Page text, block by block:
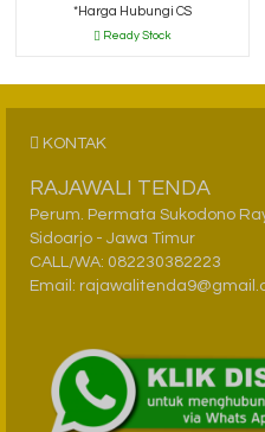
*Harga Hubungi CS
Ready Stock
KONTAK
RAJAWALI TENDA
Perum. Permata Sukodono
Sidoarjo - Jawa Timur
CALL/WA: 082230382223
Email: